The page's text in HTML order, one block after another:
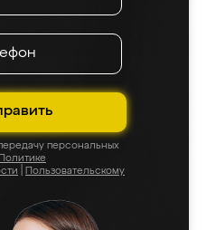
персональных
Политике
Пользовательскому